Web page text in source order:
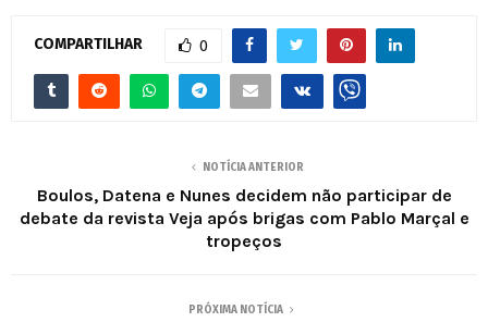
COMPARTILHAR 0
NOTÍCIA ANTERIOR
Boulos, Datena e Nunes decidem não participar de
debate da revista Veja após brigas com Pablo Marçal e
tropeços
PRÓXIMA NOTÍCIA